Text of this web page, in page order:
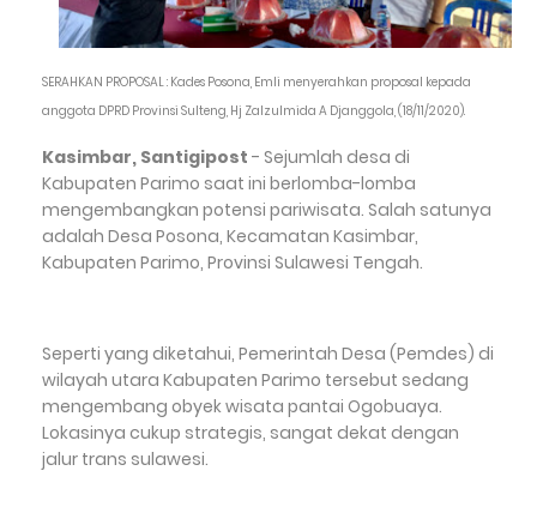
SERAHKAN PROPOSAL : Kades Posona, Emli menyerahkan proposal kepada
anggota DPRD Provinsi Sulteng, Hj Zalzulmida A Djanggola, (18/11/2020).
Kasimbar, Santigipost - Sejumlah desa di
Kabupaten Parimo saat ini berlomba-lomba
mengembangkan potensi pariwisata. Salah satunya
adalah Desa Posona, Kecamatan Kasimbar,
Kabupaten Parimo, Provinsi Sulawesi Tengah.
Seperti yang diketahui, Pemerintah Desa (Pemdes) di
wilayah utara Kabupaten Parimo tersebut sedang
mengembang obyek wisata pantai Ogobuaya.
Lokasinya cukup strategis, sangat dekat dengan
jalur trans sulawesi.